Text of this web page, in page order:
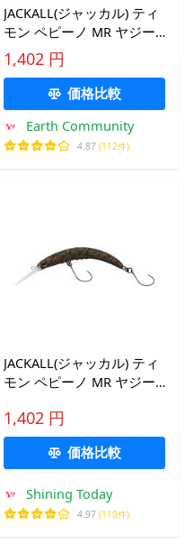
JACKALL(ジャッカル) ティ
モン ペピーノ MR ヤジー
ボンズ 56mm / 2.4g
1,402 円
価格比較
Earth Community
4.87 (112件)
JACKALL(ジャッカル) ティ
モン ペピーノ MR ヤジー
1,402 円
価格比較
Shining Today
4.97 (110件)